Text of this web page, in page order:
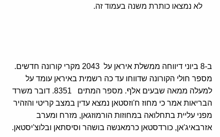
לא נמצאו כותרת משנה בעמוד זה.
ב-8 ביוני דיווחה ממשלת איראן על 2043 מקרי קורונה חדשים.
מספר חולי הקורונה שדווחו עד כה רשמית באיראן עומד על
למעלה ממאה שבעים אלף. מספר המתים 8351. דובר משרד
הבריאות אמר כי מחוז ח'וזסטאן נמצא עדין במצב קריטי והזהיר
מפני עליית בתחלואה במחוזות הורמוזגאן, מזרח ומערב
אזרבאיג'אן, כורדסטאן כרמאנשה בושהר וסיסתאן ובלוצ'יסטאן.